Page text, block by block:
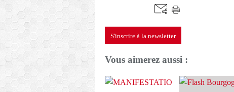
S'inscrire à la newsletter
Vous aimerez aussi :